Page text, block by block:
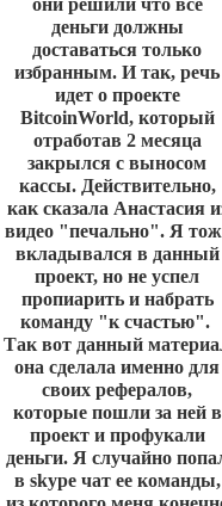
они решили что все
деньги должны
доставаться только
избранным. И так, речь
идет о проекте
BitcoinWorld, который
отработав 2 месяца
закрылся с выносом
кассы. Действительно,
как сказала Анастасия
видео "печально". Я
вкладывался в данный
проект, но не успел
пропиарить и набрать
команду "к счастью".
Так вот данный
она сделала именно для
своих рефералов,
которые пошли за ней в
проект и профукали
деньги. Я случайно
в skype чат ее команды,